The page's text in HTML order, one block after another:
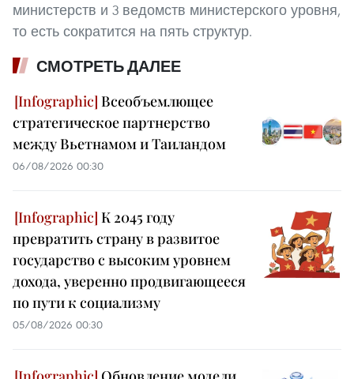
министерств и 3 ведомств министерского уровня,
то есть сократится на пять структур.
СМОТРЕТЬ ДАЛЕЕ
Всеобъемлющее
стратегическое партнерство
между Вьетнамом и Таиландом
06/08/2026 00:30
К 2045 году
превратить страну в развитое
государство с высоким уровнем
дохода, уверенно продвигающееся
по пути к социализму
05/08/2026 00:30